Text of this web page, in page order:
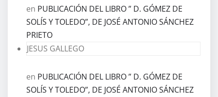
en PUBLICACIÓN DEL LIBRO ” D. GÓMEZ DE
SOLÍS Y TOLEDO”, DE JOSÉ ANTONIO SÁNCHEZ
PRIETO
JESUS GALLEGO
en PUBLICACIÓN DEL LIBRO ” D. GÓMEZ DE
SOLÍS Y TOLEDO”, DE JOSÉ ANTONIO SÁNCHEZ